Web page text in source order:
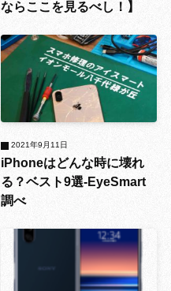
ならここを見るべし！】
iPhoneはどんな時に壊れ
る？ベスト9選-EyeSmart
調べ
2021年9月11日